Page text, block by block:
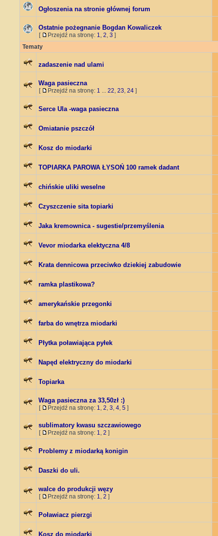
Ogłoszenia na stronie głównej forum
Ostatnie pożegnanie Bogdan Kowaliczek
[ Przejdź na stronę: 1, 2, 3 ]
Tematy
zadaszenie nad ulami
Waga pasieczna
[ Przejdź na stronę: 1 ... 22, 23, 24 ]
Serce Ula -waga pasieczna
Omiatanie pszczół
Kosz do miodarki
TOPIARKA PAROWA ŁYSOŃ 100 ramek dadant
chińskie uliki weselne
Czyszczenie sita topiarki
Jaka kremownica - sugestie/przemyślenia
Vevor miodarka elektyczna 4/8
Krata dennicowa przeciwko dziekiej zabudowie
ramka plastikowa?
amerykańskie przegonki
farba do wnętrza miodarki
Płytka poławiająca pyłek
Napęd elektryczny do miodarki
Topiarka
Waga pasieczna za 33,50zł :)
[ Przejdź na stronę: 1, 2, 3, 4, 5 ]
sublimatory kwasu szczawiowego
[ Przejdź na stronę: 1, 2 ]
Problemy z miodarką konigin
Daszki do uli.
walce do produkcji węzy
[ Przejdź na stronę: 1, 2 ]
Poławiacz pierzgi
Kosz do miodarki